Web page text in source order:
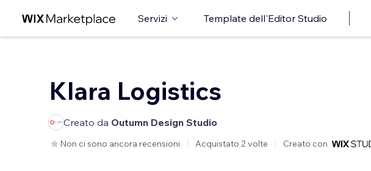
Servizi Template dell'Editor Studio
Klara Logistics
Creato da Outumn Design Studio
Non ci sono ancora recensioni Acquistato 2 volte Creato con